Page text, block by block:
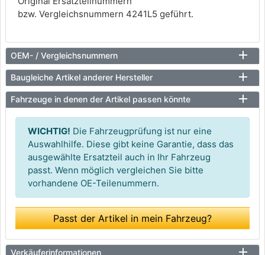
bzw. Vergleichsnummern 4241L5 geführt.
OEM- / Vergleichsnummern
Baugleiche Artikel anderer Hersteller
Fahrzeuge in denen der Artikel passen könnte
WICHTIG! Die Fahrzeugprüfung ist nur eine
Auswahlhilfe. Diese gibt keine Garantie, dass das
ausgewählte Ersatzteil auch in Ihr Fahrzeug
passt. Wenn möglich vergleichen Sie bitte
vorhandene OE-Teilenummern.
Passt der Artikel in mein Fahrzeug?
Verkäuferinformationen